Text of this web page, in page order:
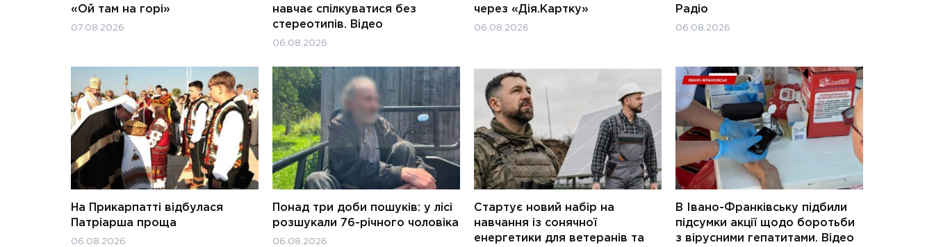
«Ой там на горі»
07.08.2026
навчає спілкуватися без
стереотипів. Відео
06.08.2026
через «Дія.Картку»
06.08.2026
Радіо
06.08.2026
На Прикарпатті відбулася
Патріарша проща
06.08.2026
Понад три доби пошуків: у лісі
розшукали 76-річного чоловіка
06.08.2026
Стартує новий набір на
навчання із сонячної
енергетики для ветеранів та
В Івано-Франківську підбили
підсумки акції щодо боротьби
з вірусними гепатитами. Відео